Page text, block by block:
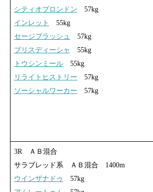
シティオブロンドン 57kg
インレット
55kg
セージブラッシュ
57kg
ブリスディーシャ
55kg
トウシンミール55kg
リライトヒストリー 57kg
ソーシャルワーカー 57kg
3R ＡＢ混合
サラブレッド系 ＡＢ混合 1400m
ウインザナドゥ
57kg